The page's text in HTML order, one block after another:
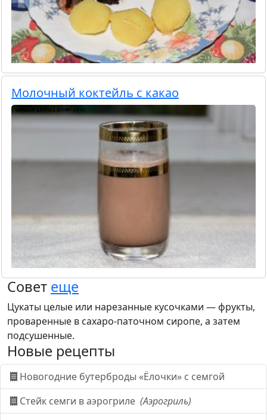
Молочный коктейль с какао
Совет еще
Цукаты целые или нарезанные кусочками — фрукты,
проваренные в сахаро-паточном сиропе, а затем
подсушенные.
Новые рецепты
Новогодние бутерброды «Ёлочки» с семгой
Стейк семги в аэрогриле (Аэрогриль)